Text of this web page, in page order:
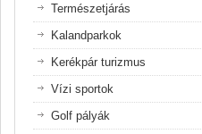
Természetjárás
Kalandparkok
Kerékpár turizmus
Vízi sportok
Golf pályák